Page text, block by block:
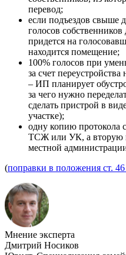
перевод;
если подъездов свыше
голосов
придется на
находится помещение;
100% голосов при
за счет
– ИП планирует
за чего нужно
сделать пристрой в
участке);
одну копию протокола
ТСЖ или УК, а вторую
местной
(поправки в положения ст.
Мнение эксперта
Дмитрий Носиков